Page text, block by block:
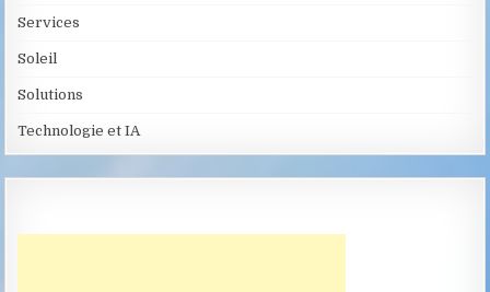
Services
Soleil
Solutions
Technologie et IA